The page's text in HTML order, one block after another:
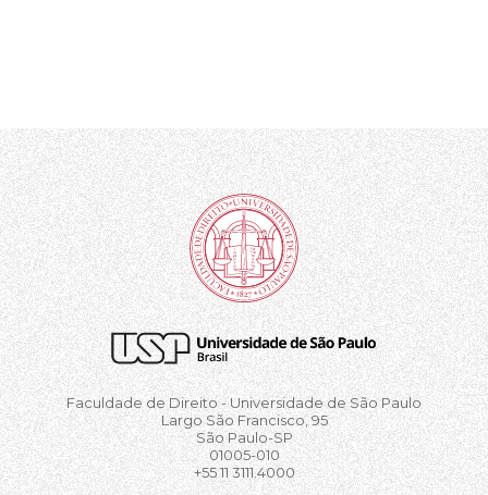
Faculdade de Direito - Universidade de São Paulo
Largo São Francisco, 95
São Paulo-SP
01005-010
+55 11 3111.4000